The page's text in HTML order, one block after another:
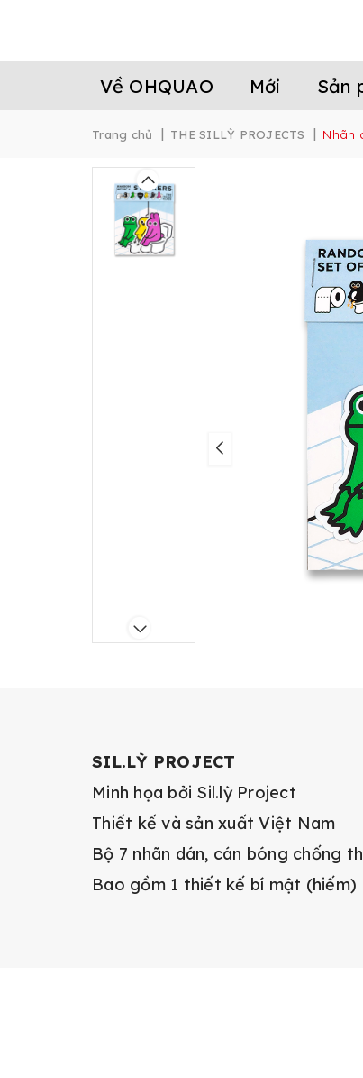
Về OHQUAO Mới Sản
Trang chủ | THE SILLỲ PROJECTS | Nhãn
SIL.LỲ PROJECT
Minh họa bởi Sil.lỳ Project
Thiết kế và sản xuất Việt Nam
Bộ 7 nhãn dán, cán bóng chống
Bao gồm 1 thiết kế bí mật (hiếm)